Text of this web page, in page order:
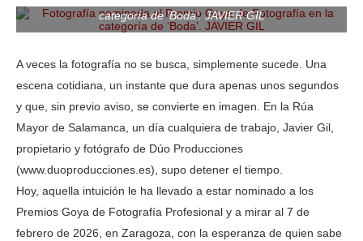
categoría de ‘Boda’. JAVIER GIL
A veces la fotografía no se busca, simplemente sucede. Una
escena cotidiana, un instante que dura apenas unos segundos
y que, sin previo aviso, se convierte en imagen. En la Rúa
Mayor de Salamanca, un día cualquiera de trabajo, Javier Gil,
propietario y fotógrafo de Dúo Producciones
(www.duoproducciones.es), supo detener el tiempo.
Hoy, aquella intuición le ha llevado a estar nominado a los
Premios Goya de Fotografía Profesional y a mirar al 7 de
febrero de 2026, en Zaragoza, con la esperanza de quien sabe